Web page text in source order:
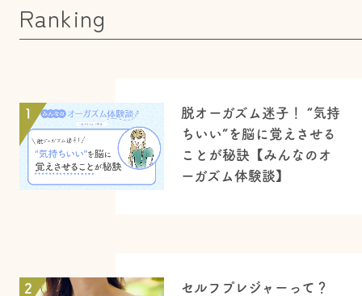
Ranking
1
脱オーガズム迷子！ “気持
ちいい”を脳に覚えさせる
ことが秘訣【みんなのオ
ーガズム体験談】
2
セルフプレジャーって？